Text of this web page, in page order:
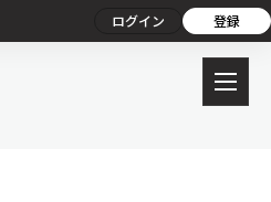
ログイン 登録